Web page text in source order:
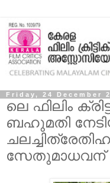
Friday, 24 December
ലെ ഫിലിം
ബഹുമതി
സേതുമാധവന്